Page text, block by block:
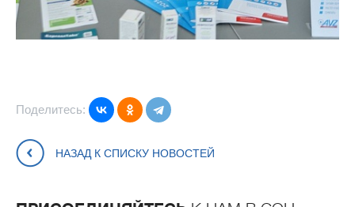
Поделитесь:
НАЗАД К СПИСКУ НОВОСТЕЙ